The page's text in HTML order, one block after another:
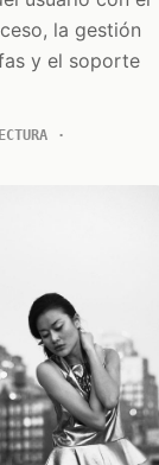
la gestión
y el soporte